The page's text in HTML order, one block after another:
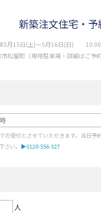
新築注文住宅・予
5月15日(土)～5月16日(日)
松屋町（専用駐車場・詳細はご予
の受付とさせていただきます。当日予
さい。 ▶0120-556-327
人